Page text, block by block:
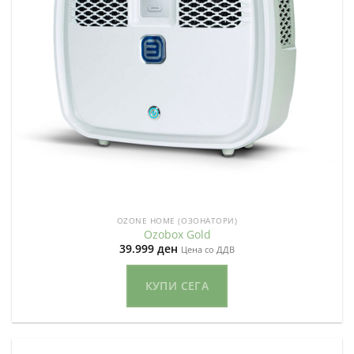
OZONE HOME (ОЗОНАТОРИ)
Ozobox Gold
39.999 ден Цена со ДДВ
КУПИ СЕГА